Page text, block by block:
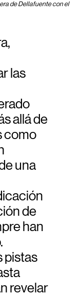
de Dellafuente con el
las
allá de
como
una
de
han
pistas
revelar